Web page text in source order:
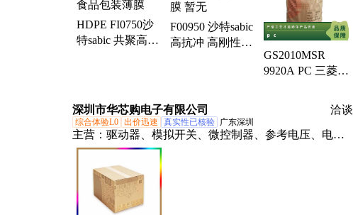
HDPE FI0750沙
特sabic 共聚高抗
F00950 沙特sabic
高抗冲 高刚性
GS2010MSR
9920A PC 三菱工
标准料 品牌经销
深圳市华芯购电子有限公司 洽谈
综合体验L0 出价迅速 真实性已核验 广东深圳
主营： 驱动器、模拟开关、微控制器、参考电压、电池
管理、视频开关ic、仪表放大器、音频放大器、开关稳压
器、数字隔离器、精密放大器、运算放大器、点火控制
器、开关控制器、可编程门阵列、接口集成电路、电容
电阻